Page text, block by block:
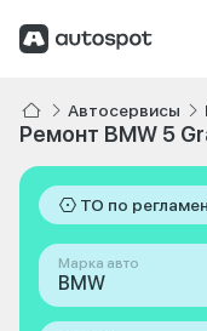
Автосервисы
Ремонт BMW 5
ТО по
Марка авто
BMW